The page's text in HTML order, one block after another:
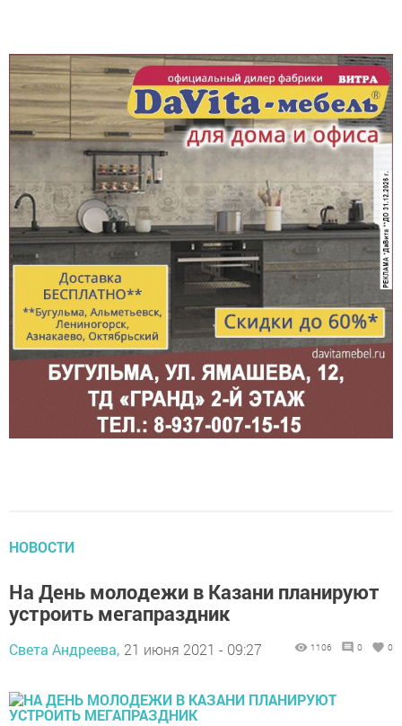
НОВОСТИ
На День молодежи в Казани планируют
устроить мегапраздник
Света Андреева, 21 июня 2021 - 09:27 1106 0 0